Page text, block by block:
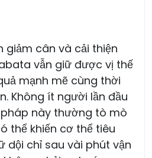
giảm cân và cải thiện
vẫn giữ được vị thế
mạnh mẽ cùng thời
Không ít người lần đầu
này thường tò mò
thể khiến cơ thể tiêu
dội chỉ sau vài phút vận